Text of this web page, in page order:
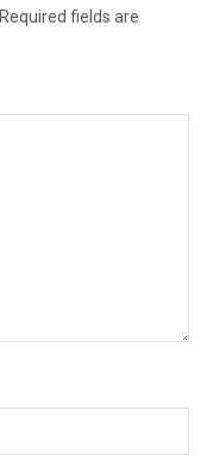
Required fields are